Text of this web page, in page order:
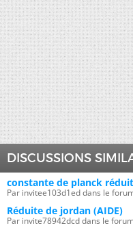
DISCUSSIONS
constante de planck
Par invitee103d1ed dans le
Réduite de jordan (AIDE)
Par invite78942dcd dans le